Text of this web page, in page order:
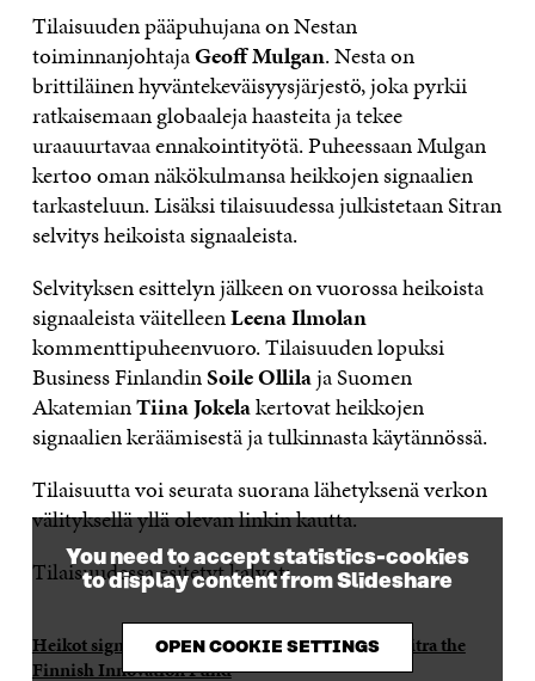
Tilaisuuden pääpuhujana on Nestan
toiminnanjohtajaGeoff Mulgan. Nesta on
brittiläinen hyväntekeväisyysjärjestö, joka pyrkii
ratkaisemaan globaaleja haasteita ja tekee
uraauurtavaa ennakointityötä. Puheessaan Mulgan
kertoo oman näkökulmansa heikkojen signaalien
tarkasteluun. Lisäksi tilaisuudessa julkistetaan Sitran
selvitys heikoista signaaleista.
Selvityksen esittelyn jälkeen on vuorossa heikoista
signaaleista väitelleenLeena Ilmolan
kommenttipuheenvuoro. Tilaisuuden lopuksi
Business FinlandinSoile Ollilaja Suomen
AkatemianTiina Jokelakertovat heikkojen
signaalien keräämisestä ja tulkinnasta käytännössä.
Tilaisuutta voi seurata suorana lähetyksenä verkon
välityksellä yllä olevan linkin kautta.
Tilaisuudessa esitetyt kalvot:
You need to accept statistics-cookies
to display content from Slideshare
OPEN COOKIE SETTINGS
Heikot signaalit tulevaisuuden avartajinafrom
Sitra the
Finnish Innovation Fund